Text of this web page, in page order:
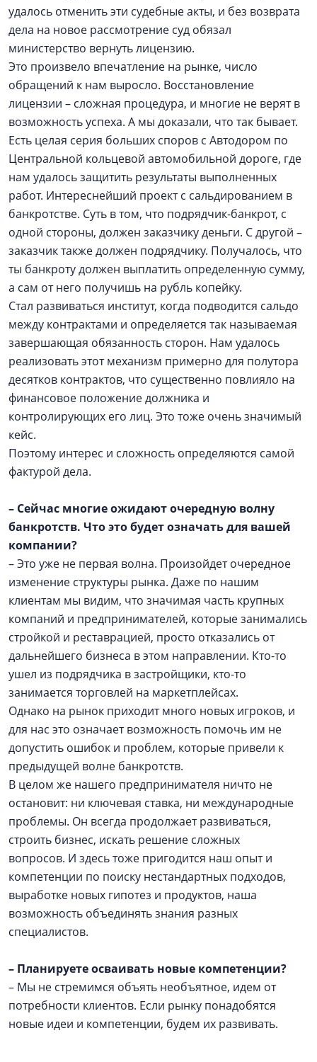
удалось отменить эти судебные акты, и без возврата
дела на новое рассмотрение суд обязал
министерство вернуть лицензию.
Это произвело впечатление на рынке, число
обращений к нам выросло. Восстановление
лицензии – сложная процедура, и многие не верят в
возможность успеха. А мы доказали, что так бывает.
Есть целая серия больших споров с Автодором по
Центральной кольцевой автомобильной дороге, где
нам удалось защитить результаты выполненных
работ. Интереснейший проект с сальдированием в
банкротстве. Суть в том, что подрядчик-банкрот, с
одной стороны, должен заказчику деньги. С другой –
заказчик также должен подрядчику. Получалось, что
ты банкроту должен выплатить определенную сумму,
а сам от него получишь на рубль копейку.
Стал развиваться институт, когда подводится сальдо
между контрактами и определяется так называемая
завершающая обязанность сторон. Нам удалось
реализовать этот механизм примерно для полутора
десятков контрактов, что существенно повлияло на
финансовое положение должника и
контролирующих его лиц. Это тоже очень значимый
кейс.
Поэтому интерес и сложность определяются самой
фактурой дела.
– Сейчас многие ожидают очередную волну
банкротств. Что это будет означать для вашей
компании?
– Это уже не первая волна. Произойдет очередное
изменение структуры рынка. Даже по нашим
клиентам мы видим, что значимая часть крупных
компаний и предпринимателей, которые занимались
стройкой и реставрацией, просто отказались от
дальнейшего бизнеса в этом направлении. Кто-то
ушел из подрядчика в застройщики, кто-то
занимается торговлей на маркетплейсах.
Однако на рынок приходит много новых игроков, и
для нас это означает возможность помочь им не
допустить ошибок и проблем, которые привели к
предыдущей волне банкротств.
В целом же нашего предпринимателя ничто не
остановит: ни ключевая ставка, ни международные
проблемы. Он всегда продолжает развиваться,
строить бизнес, искать решение сложных
вопросов. И здесь тоже пригодится наш опыт и
компетенции по поиску нестандартных подходов,
выработке новых гипотез и продуктов, наша
возможность объединять знания разных
специалистов.
– Планируете осваивать новые компетенции?
– Мы не стремимся объять необъятное, идем от
потребности клиентов. Если рынку понадобятся
новые идеи и компетенции, будем их развивать.